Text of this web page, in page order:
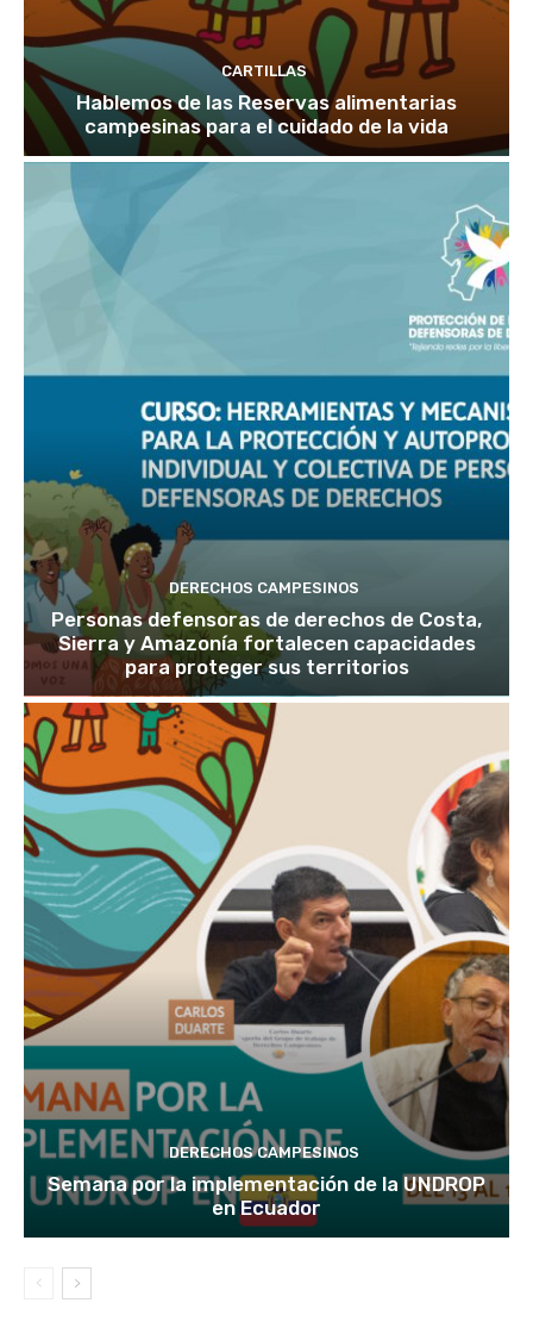
CARTILLAS
Hablemos de las Reservas alimentarias
campesinas para el cuidado de la vida
DERECHOS CAMPESINOS
Personas defensoras de derechos de Costa,
Sierra y Amazonía fortalecen capacidades
para proteger sus territorios
DERECHOS CAMPESINOS
Semana por la implementación de la UNDROP
en Ecuador